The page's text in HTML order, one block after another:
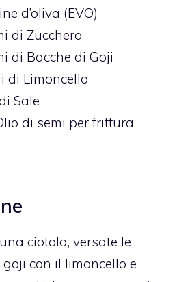
d’oliva (EVO)
di Zucchero
di Bacche di Goji
di Limoncello
Sale
di semi per frittura
ciotola, versate le
goji con il limoncello e